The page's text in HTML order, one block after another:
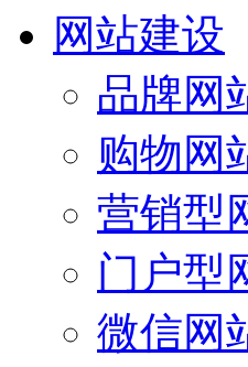
网站建设
品牌网
购物网
营销型
门户型
微信网